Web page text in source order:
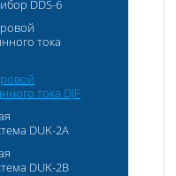
DDS-6
тока
тока DJF
DUK-2A
DUK-2B